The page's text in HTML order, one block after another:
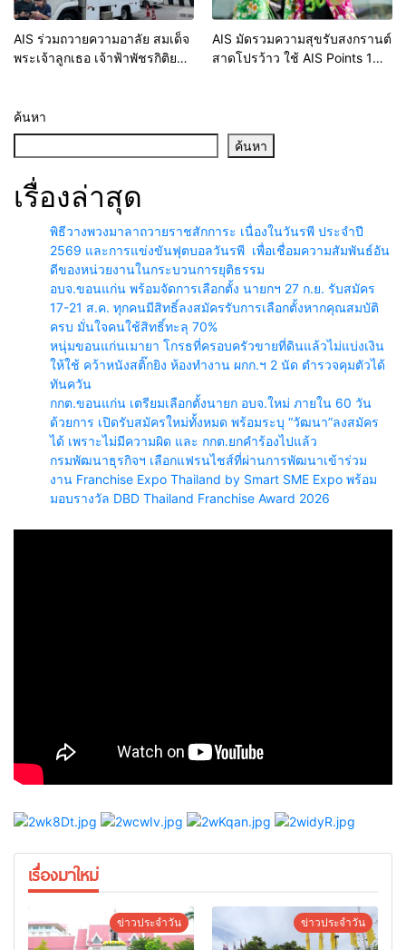
AIS ร่วมถวายความอาลัย สมเด็จ
พระเจ้าลูกเธอ เจ้าฟ้าพัชรกิติยา
และน้ำดื่ม อำนวยความสะดวก
ประชาชนร่วมพิธี
AIS มัดรวมความสุขรับสงกรานต์
สาดโปรว้าว ใช้ AIS Points 1
มากมาย
ค้นหา
ค้นหา
เรื่องล่าสุด
พิธีวางพวงมาลาถวายราชสักการะ เนื่องในวันรพี ประจำปี
2569 และการแข่งขันฟุตบอลวันรพี เพื่อเชื่อมความสัมพันธ์อัน
ดีของหน่วยงานในกระบวนการยุติธรรม
อบจ.ขอนแก่น พร้อมจัดการเลือกตั้ง นายกฯ 27 ก.ย. รับสมัคร
17-21 ส.ค. ทุกคนมีสิทธิ์ลงสมัครรับการเลือกตั้งหากคุณสมบัติ
ครบ มั่นใจคนใช้สิทธิ์ทะลุ 70%
หนุ่มขอนแก่นเมายา โกรธที่ครอบครัวขายที่ดินแล้วไม่แบ่งเงิน
ให้ใช้ คว้าหนังสติ๊กยิง ห้องทำงาน ผกก.ฯ 2 นัด ตำรวจคุมตัวได้
ทันควัน
กกต.ขอนแก่น เตรียมเลือกตั้งนายก อบจ.ใหม่ ภายใน 60 วัน
ด้วยการ เปิดรับสมัครใหม่ทั้งหมด พร้อมระบุ “วัฒนา”ลงสมัคร
ได้ เพราะไม่มีความผิด และ กกต.ยกคำร้องไปแล้ว
กรมพัฒนาธุรกิจฯ เลือกแฟรนไชส์ที่ผ่านการพัฒนาเข้าร่วม
งาน Franchise Expo Thailand by Smart SME Expo พร้อม
มอบรางวัล DBD Thailand Franchise Award 2026
เรื่องมาใหม่
ข่าวประจำวัน ข่าวประจำวัน